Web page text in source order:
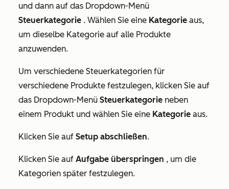
und dann auf das Dropdown-Menü
Steuerkategorie . Wählen Sie eine Kategorie aus,
um dieselbe Kategorie auf alle Produkte
anzuwenden.
Um verschiedene Steuerkategorien für
verschiedene Produkte festzulegen, klicken Sie auf
das Dropdown-Menü Steuerkategorie neben
einem Produkt und wählen Sie eine Kategorie aus.
Klicken Sie auf Setup abschließen.
Klicken Sie auf Aufgabe überspringen , um die
Kategorien später festzulegen.